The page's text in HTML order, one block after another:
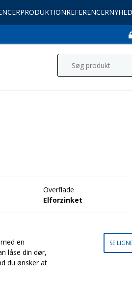
PRODUKTIONREFERENCER
Overflade
Elforzinket
en
låse din dør,
du ønsker at
SE